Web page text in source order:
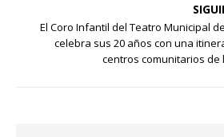
El Coro Infantil del Teatro Municipal
celebra sus 20 años con una
centros comunitarios de